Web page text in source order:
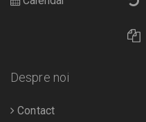
Despre noi
Contact